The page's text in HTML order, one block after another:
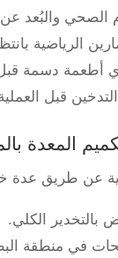
الصحي والبُعد
الرياضية
أطعمة دسمة قبل
التدخين قبل
المعدة
عن طريق عدة
بالتخدير الكلي.